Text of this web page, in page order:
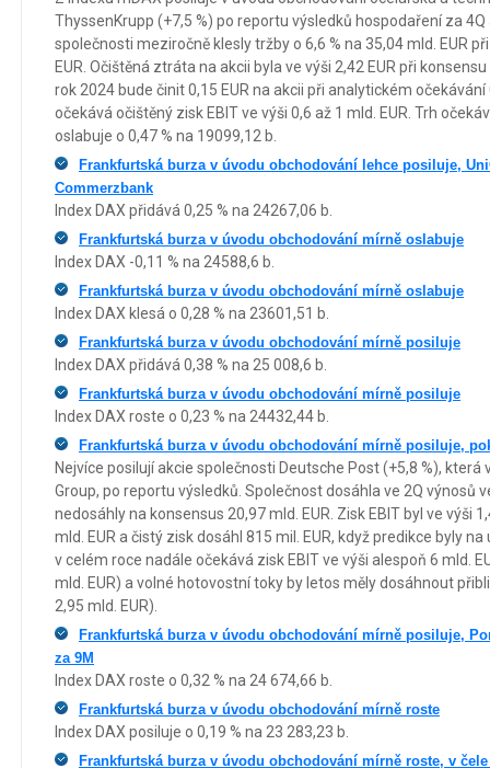
ThyssenKrupp (+7,5 %) po reportu výsledků hospodaření za
společnosti meziročně klesly tržby o 6,6 % na 35,04 mld. EUR
EUR. Očištěná ztráta na akcii byla ve výši 2,42 EUR při
rok 2024 bude činit 0,15 EUR na akcii při analytickém
očekává očištěný zisk EBIT ve výši 0,6 až 1 mld. EUR. Trh
oslabuje o 0,47 % na 19099,12 b.
Frankfurtská burza v úvodu obchodování lehce posiluje,
Commerzbank
Index DAX přidává 0,25 % na 24267,06 b.
Frankfurtská burza v úvodu obchodování mírně oslabuje
Index DAX -0,11 % na 24588,6 b.
Frankfurtská burza v úvodu obchodování mírně oslabuje
Index DAX klesá o 0,28 % na 23601,51 b.
Frankfurtská burza v úvodu obchodování mírně posiluje
Index DAX přidává 0,38 % na 25 008,6 b.
Frankfurtská burza v úvodu obchodování mírně posiluje
Index DAX roste o 0,23 % na 24432,44 b.
Frankfurtská burza v úvodu obchodování mírně posiluje,
Nejvíce posilují akcie společnosti Deutsche Post (+5,8 %), která
Group, po reportu výsledků. Společnost dosáhla ve 2Q výnosů
nedosáhly na konsensus 20,97 mld. EUR. Zisk EBIT byl ve výši
mld. EUR a čistý zisk dosáhl 815 mil. EUR, když predikce byly
v celém roce nadále očekává zisk EBIT ve výši alespoň 6 mld.
mld. EUR) a volné hotovostní toky by letos měly dosáhnout
2,95 mld. EUR).
Frankfurtská burza v úvodu obchodování mírně posiluje,
za 9M
Index DAX roste o 0,32 % na 24 674,66 b.
Frankfurtská burza v úvodu obchodování mírně roste
Index DAX posiluje o 0,19 % na 23 283,23 b.
Frankfurtská burza v úvodu obchodování mírně roste, v